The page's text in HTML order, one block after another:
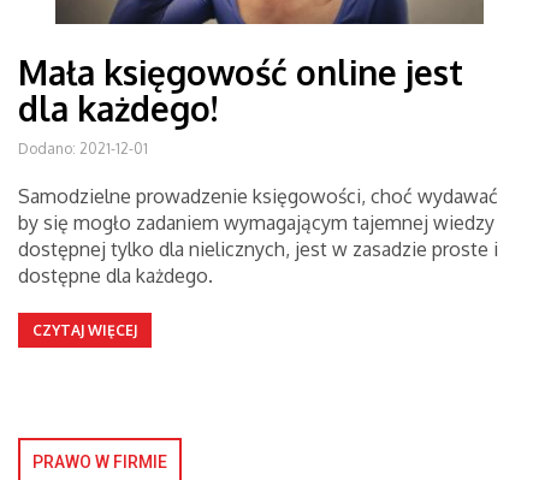
Mała księgowość online jest
dla każdego!
Dodano: 2021-12-01
Samodzielne prowadzenie księgowości, choć wydawać
by się mogło zadaniem wymagającym tajemnej wiedzy
dostępnej tylko dla nielicznych, jest w zasadzie proste i
dostępne dla każdego.
CZYTAJ WIĘCEJ
PRAWO W FIRMIE